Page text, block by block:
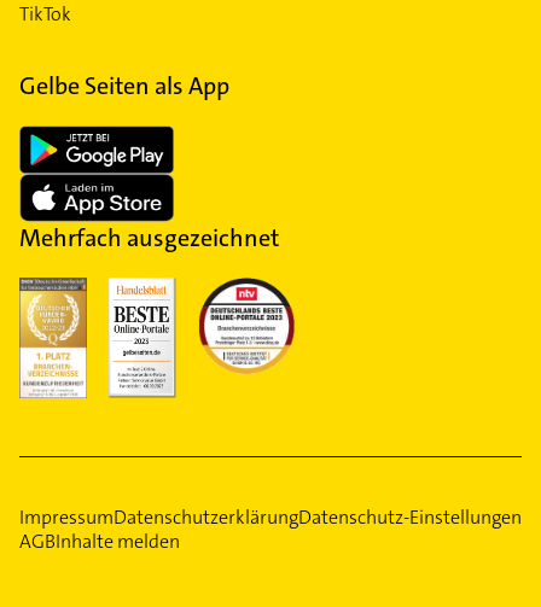
TikTok
Gelbe Seiten als App
Mehrfach ausgezeichnet
ImpressumDatenschutzerklärungDatenschutz-Einstellungen
AGBInhalte melden